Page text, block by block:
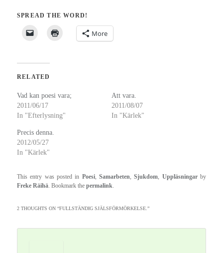
SPREAD THE WORD!
More
RELATED
Vad kan poesi vara;
2011/06/17
In "Efterlysning"
Att vara.
2011/08/07
In "Kärlek"
Precis denna.
2012/05/27
In "Kärlek"
This entry was posted in Poesi, Samarbeten ,Sjukdom Uppläsningarby
Freke Räihä . Bookmark thepermalink
2 THOUGHTS ON “FULLSTÄNDIG SJÄLSFÖRMÖRKELSE.”